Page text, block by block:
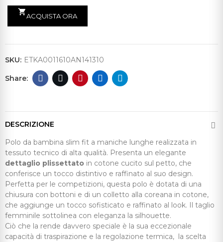
shopping_cart
ACQUISTA ORA
SKU: ETKA0011610AN141310
DESCRIZIONE
Polo da bambina slim fit a maniche lunghe realizzata in
tessuto tecnico di alta qualità. Presenta un elegante
dettaglio plissettato in cotone cucito sul petto, che
conferisce un tocco distintivo e raffinato al suo design.
Perfetta per le competizioni, questa polo è dotata di una
chiusura con bottoni e di un colletto alla coreana in cotone,
che aggiunge un tocco sofisticato e raffinato al look. Il taglio
femminile sottolinea con eleganza la silhouette.
Ciò che la rende davvero speciale è la sua eccezionale
capacità di traspirazione e la regolazione termica, la scelta